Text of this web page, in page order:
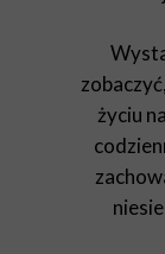
życiu